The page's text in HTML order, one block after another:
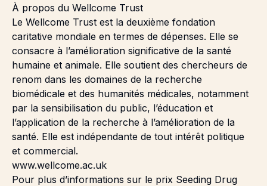
À propos du Wellcome Trust
Le Wellcome Trust est la deuxième fondation
caritative mondiale en termes de dépenses. Elle se
consacre à l’amélioration significative de la santé
humaine et animale. Elle soutient des chercheurs de
renom dans les domaines de la recherche
biomédicale et des humanités médicales, notamment
par la sensibilisation du public, l’éducation et
l’application de la recherche à l’amélioration de la
santé. Elle est indépendante de tout intérêt politique
et commercial.
www.wellcome.ac.uk
Pour plus d’informations sur le prix Seeding Drug